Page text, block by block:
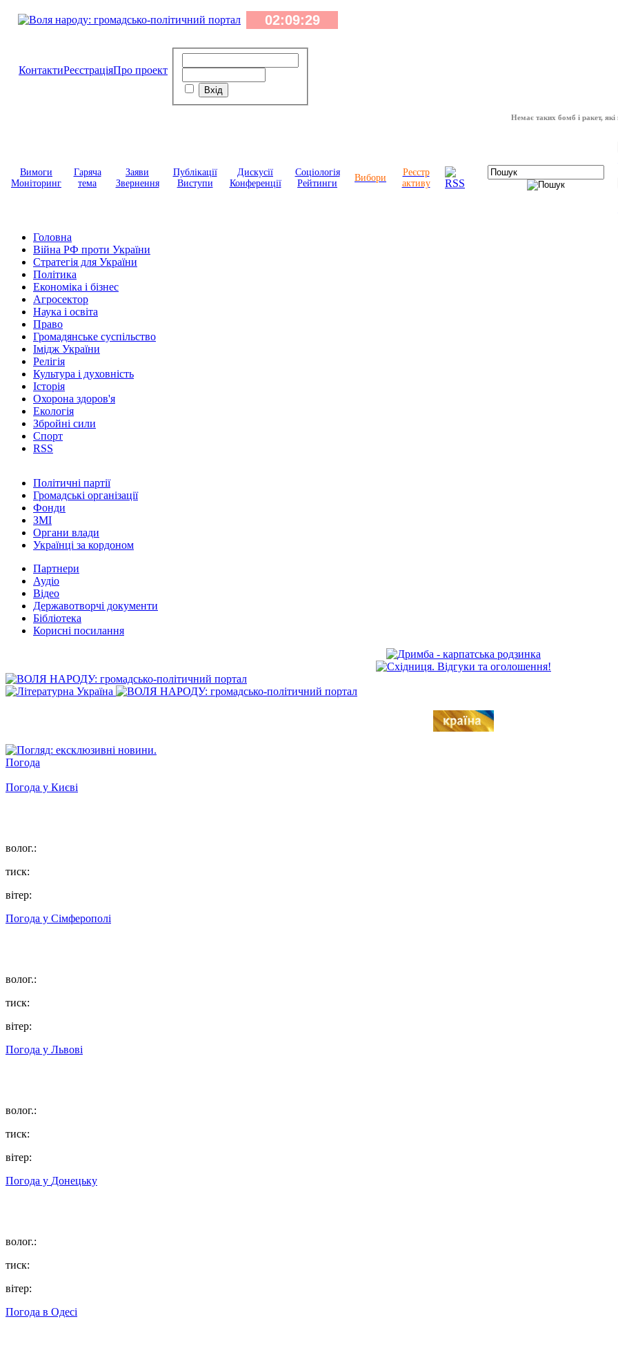
КонтактиРеєстраціяПро проект
Немає таких бомб і ракет, які
Вимоги
Моніторинг
Гаряча
тема
Заяви
Звернення
Публікації
Виступи
Дискусії
Конференції
Соціологія
Рейтинги
Вибори
Реєстр
активу
Головна
Війна РФ проти України
Стратегія для України
Політика
Економіка і бізнес
Агросектор
Наука і освіта
Право
Громадянське суспільство
Імідж України
Релігія
Культура і духовність
Історія
Охорона здоров'я
Екологія
Збройні сили
Спорт
RSS
Політичні партії
Громадські організації
Фонди
ЗМІ
Органи влади
Українці за кордоном
Партнери
Аудіо
Відео
Державотворчі документи
Бібліотека
Корисні посилання
Погода
Погода у Києві
волог.:
тиск:
вітер:
Погода у Сімферополі
волог.:
тиск:
вітер:
Погода у Львові
волог.:
тиск:
вітер:
Погода у Донецьку
волог.:
тиск:
вітер:
Погода в Одесі